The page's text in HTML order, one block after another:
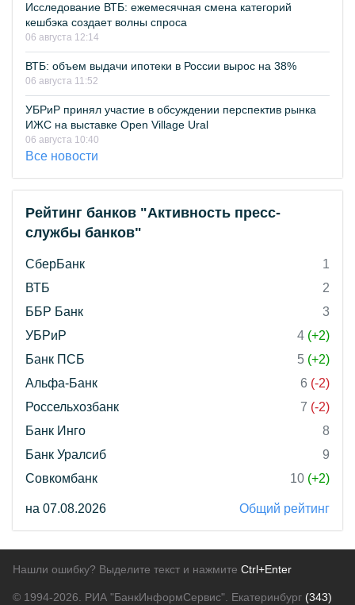
Исследование ВТБ: ежемесячная смена категорий
кешбэка создает волны спроса
06 августа 12:14
ВТБ: объем выдачи ипотеки в России вырос на 38%
06 августа 11:52
УБРиР принял участие в обсуждении перспектив рынка
ИЖС на выставке Open Village Ural
06 августа 10:40
Все новости
Рейтинг банков "Активность пресс-
службы банков"
СберБанк
1
ВТБ
2
ББР Банк
3
УБРиР
4 (+2)
Банк ПСБ
5 (+2)
Альфа-Банк
6 (-2)
Россельхозбанк
7 (-2)
Банк Инго
8
Банк Уралсиб
9
Совкомбанк
10 (+2)
на 07.08.2026 Общий рейтинг
Нашли ошибку? Выделите текст и нажмите Ctrl+Enter
© 1994-2026. РИА "БанкИнформСервис". Екатеринбург (343)